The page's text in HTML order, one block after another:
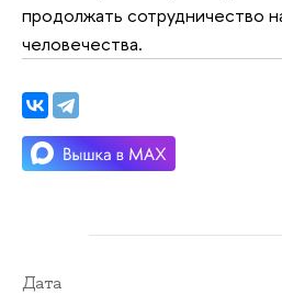
продолжать сотрудничество
человечества.
Дата